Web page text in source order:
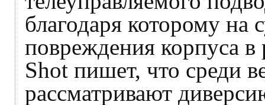
благодаря которому на
повреждения корпуса
Shot пишет, что среди
рассматривают